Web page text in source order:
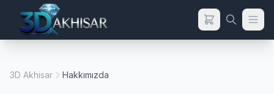
3D Akhisar Hakkımızda